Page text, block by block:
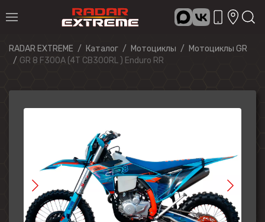
RADAR EXTREME Каталог Мотоциклы
Мотоциклы GR
GR 8 F300A (4T CB300RL ) Enduro RR